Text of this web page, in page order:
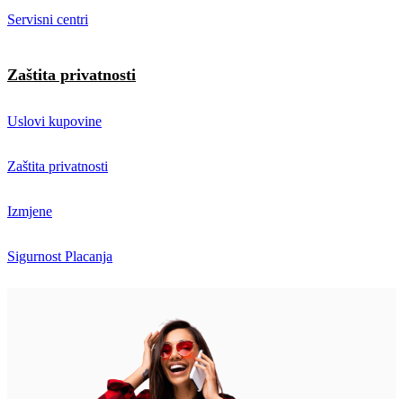
Servisni centri
Zaštita privatnosti
Uslovi kupovine
Zaštita privatnosti
Izmjene
Sigurnost Placanja